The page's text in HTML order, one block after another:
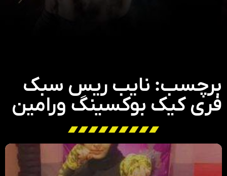
برچسب: نایب ریس سبک
فری کیک بوکسینگ ورامین